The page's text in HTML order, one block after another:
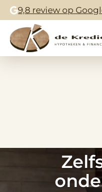
9,8 review op